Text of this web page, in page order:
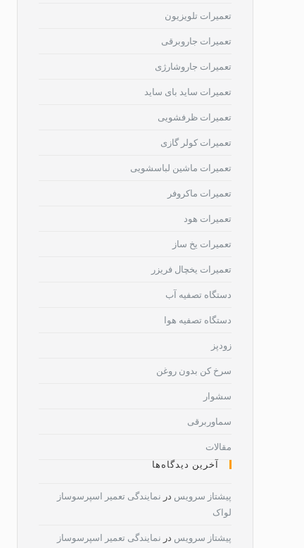
تعمیرات تلویزیون
تعمیرات جاروبرقی
تعمیرات جاروشارژی
تعمیرات ساید بای ساید
تعمیرات ظرفشویی
تعمیرات کولر گازی
تعمیرات ماشین لباسشویی
تعمیرات ماکروفر
تعمیرات هود
تعمیرات یخ ساز
تعمیرات یخچال فریزر
دستگاه تصفیه آب
دستگاه تصفیه هوا
زودپز
سرخ کن بدون روغن
سشوار
سماوربرقی
مقالات
آخرین دیدگاه‌ها
پیشتاز سرویس در نمایندگی تعمیر اسپرسوساز
لواک
پیشتاز سرویس در نمایندگی تعمیر اسپرسوساز